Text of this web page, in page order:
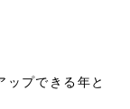
ップできる年と